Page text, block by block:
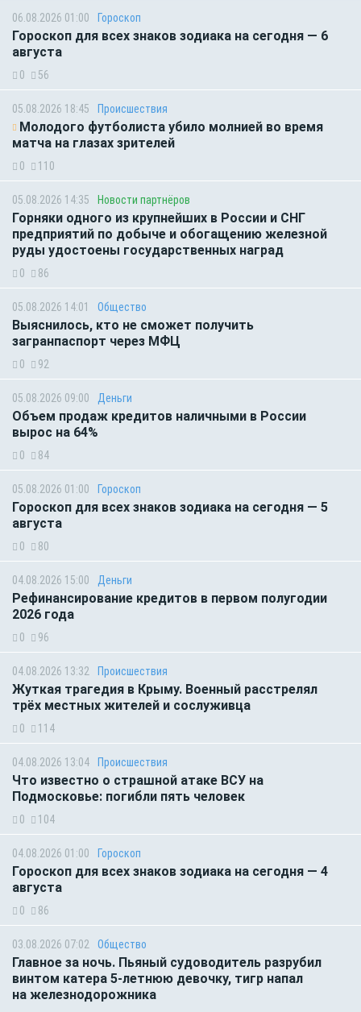
06.08.2026 01:00 Гороскоп
Гороскоп для всех знаков зодиака на сегодня — 6
августа
0 56
05.08.2026 18:45 Происшествия
Молодого футболиста убило молнией во время
матча на глазах зрителей
0 110
05.08.2026 14:35 Новости партнёров
Горняки одного из крупнейших в России и СНГ
предприятий по добыче и обогащению железной
руды удостоены государственных наград
0 86
05.08.2026 14:01 Общество
Выяснилось, кто не сможет получить
загранпаспорт через МФЦ
0 92
05.08.2026 09:00 Деньги
Объем продаж кредитов наличными в России
вырос на 64%
0 84
05.08.2026 01:00 Гороскоп
Гороскоп для всех знаков зодиака на сегодня — 5
августа
0 80
04.08.2026 15:00 Деньги
Рефинансирование кредитов в первом полугодии
2026 года
0 96
04.08.2026 13:32 Происшествия
Жуткая трагедия в Крыму. Военный расстрелял
трёх местных жителей и сослуживца
0 114
04.08.2026 13:04 Происшествия
Что известно о страшной атаке ВСУ на
Подмосковье: погибли пять человек
0 104
04.08.2026 01:00 Гороскоп
Гороскоп для всех знаков зодиака на сегодня — 4
августа
0 86
03.08.2026 07:02 Общество
Главное за ночь. Пьяный судоводитель разрубил
винтом катера 5-летнюю девочку, тигр напал
на железнодорожника